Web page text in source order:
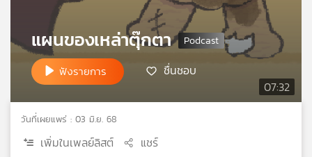
เครือ
วิทยุ
ไทย
07:32
แผนของเหล่าตุ๊กตา
ฟังรายการ ชื่นชอบ
วันที่เผยแพร่ : 03 มิ.ย. 68
เพิ่มในเพลย์ลิสต์ แชร์